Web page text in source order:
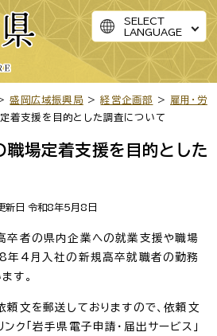
SELECT
LANGUAGE
盛岡広域振興局 >経営企画部 > 雇用・労
着支援を目的とした調査について
職場定着支援を目的とした
日 令和8年5月8日
卒者の県内企業への就業支援や職場
8年4月入社の新規高卒就職者の勤務
す。
文を郵送しておりますので、依頼文
ク「岩手県電子申請・届出サービス」